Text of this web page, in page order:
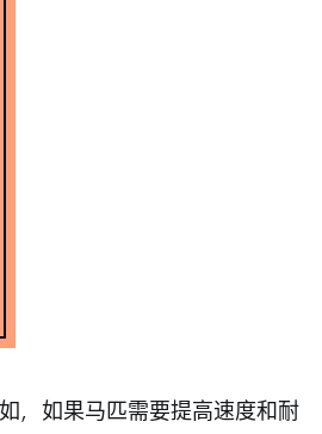
，如果马匹需要提高速度和耐